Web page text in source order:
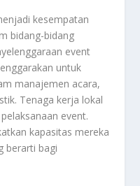
kesempatan
bidang-bidang
event
untuk
manajemen acara,
Tenaga kerja lokal
event.
kapasitas mereka
berarti bagi